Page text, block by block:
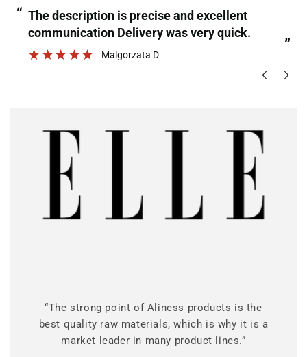
“
”
The description is precise and excellent
communication Delivery was very quick.
Malgorzata D
“The strong point of Aliness products is the
best quality raw materials, which is why it is a
market leader in many product lines.”